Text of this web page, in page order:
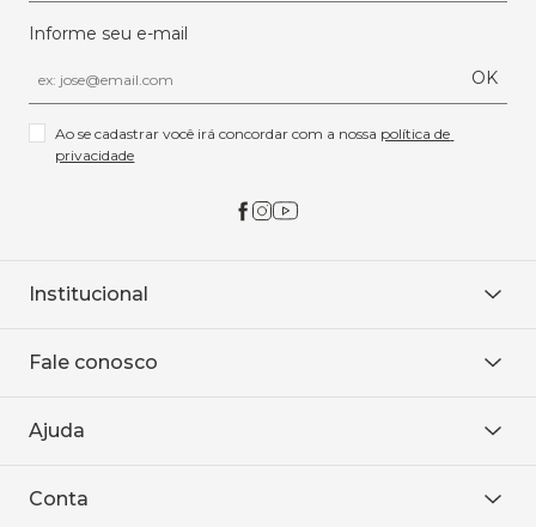
Informe seu e-mail
OK
Ao se cadastrar você irá concordar com a nossa política de
privacidade
Institucional
Onde encontrar
Baixe o APP
Fale conosco
WhatsApp
Ajuda
Política de entrega
Conta